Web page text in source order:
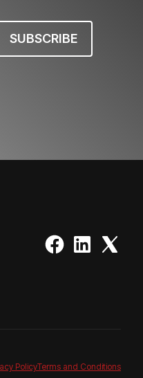
PolicyTerms and Conditions